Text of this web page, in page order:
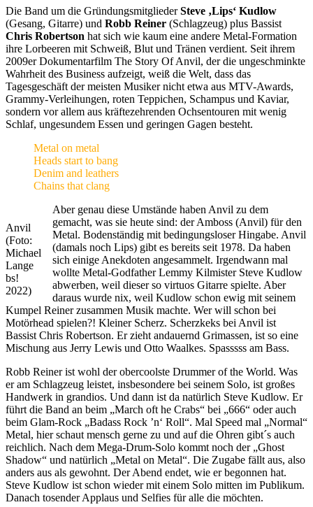
Die Band um die GründungsmitgliederSteve ‚Lips‘ Kudlow
(Gesang, Gitarre) und Robb Reiner (Schlagzeug) plus Bassist
Chris Robertson hat sich wie kaum eine andere Metal-Formation
ihre Lorbeeren mit Schweiß, Blut und Tränen verdient. Seit ihrem
2009er Dokumentarfilm The Story Of Anvil, der die ungeschminkte
Wahrheit des Business aufzeigt, weiß die Welt, dass das
Tagesgeschäft der meisten Musiker nicht etwa aus MTV-Awards,
Grammy-Verleihungen, roten Teppichen, Schampus und Kaviar,
sondern vor allem aus kräftezehrenden Ochsentouren mit wenig
Schlaf, ungesundem Essen und geringen Gagen besteht.
Metal on metal
Heads start to bang
Denim and leathers
Chains that clang
Anvil
(Foto:
Michael
Lange
bs!
2022)
Aber genau diese Umstände haben Anvil zu dem
gemacht, was sie heute sind: der Amboss (Anvil) für den
Metal. Bodenständig mit bedingungsloser Hingabe. Anvil
(damals noch Lips) gibt es bereits seit 1978. Da haben
sich einige Anekdoten angesammelt. Irgendwann mal
wollte Metal-Godfather Lemmy Kilmister Steve Kudlow
abwerben, weil dieser so virtuos Gitarre spielte. Aber
daraus wurde nix, weil Kudlow schon ewig mit seinem
Kumpel Reiner zusammen Musik machte. Wer will schon bei
Motörhead spielen?! Kleiner Scherz. Scherzkeks bei Anvil ist
Bassist Chris Robertson. Er zieht andauernd Grimassen, ist so eine
Mischung aus Jerry Lewis und Otto Waalkes. Spasssss am Bass.
Robb Reiner ist wohl der obercoolste Drummer of the World. Was
er am Schlagzeug leistet, insbesondere bei seinem Solo, ist großes
Handwerk in grandios. Und dann ist da natürlich Steve Kudlow. Er
führt die Band an beim „March oft he Crabs“ bei „666“ oder auch
beim Glam-Rock „Badass Rock ’n‘ Roll“. Mal Speed mal „Normal“
Metal, hier schaut mensch gerne zu und auf die Ohren gibt´s auch
reichlich. Nach dem Mega-Drum-Solo kommt noch der „Ghost
Shadow“ und natürlich „Metal on Metal“. Die Zugabe fällt aus, also
anders aus als gewohnt. Der Abend endet, wie er begonnen hat.
Steve Kudlow ist schon wieder mit einem Solo mitten im Publikum.
Danach tosender Applaus und Selfies für alle die möchten.